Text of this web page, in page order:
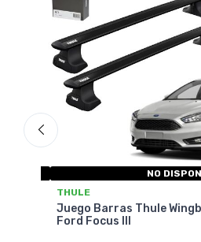
NO
THULE
Juego Barras Thule
Ford Focus III